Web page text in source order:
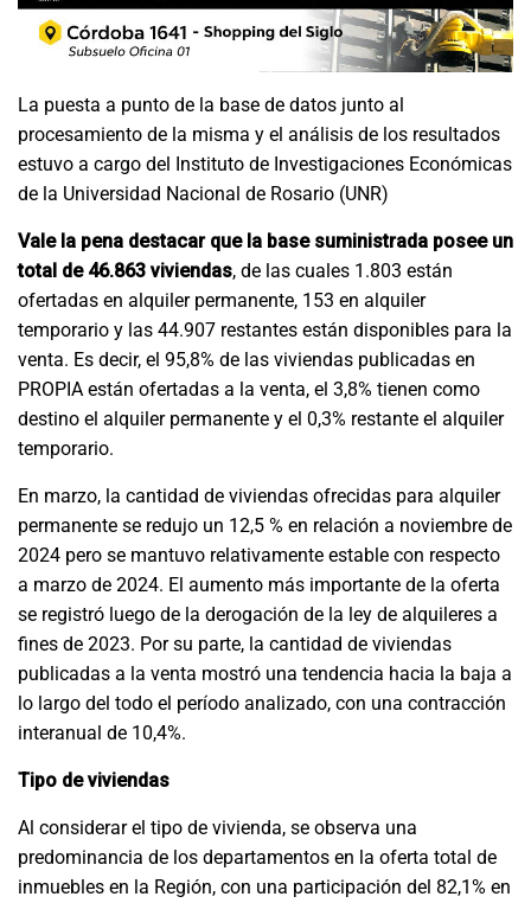
La puesta a punto de la base de datos junto al
procesamiento de la misma y el análisis de los resultados
estuvo a cargo del Instituto de Investigaciones Económicas
de la Universidad Nacional de Rosario (UNR)
Vale la pena destacar que la base suministrada posee un
total de 46.863 viviendas, de las cuales 1.803 están
ofertadas en alquiler permanente, 153 en alquiler
temporario y las 44.907 restantes están disponibles para la
venta. Es decir, el 95,8% de las viviendas publicadas en
PROPIA están ofertadas a la venta, el 3,8% tienen como
destino el alquiler permanente y el 0,3% restante el alquiler
temporario.
En marzo, la cantidad de viviendas ofrecidas para alquiler
permanente se redujo un 12,5 % en relación a noviembre de
2024 pero se mantuvo relativamente estable con respecto
a marzo de 2024. El aumento más importante de la oferta
se registró luego de la derogación de la ley de alquileres a
fines de 2023. Por su parte, la cantidad de viviendas
publicadas a la venta mostró una tendencia hacia la baja a
lo largo del todo el período analizado, con una contracción
interanual de 10,4%.
Tipo de viviendas
Al considerar el tipo de vivienda, se observa una
predominancia de los departamentos en la oferta total de
inmuebles en la Región, con una participación del 82,1% en